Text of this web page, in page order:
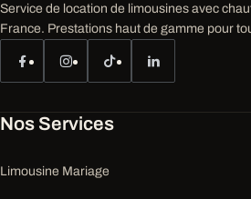
Service de location de limousines avec
France. Prestations haut de gamme pour
Nos Services
Limousine Mariage